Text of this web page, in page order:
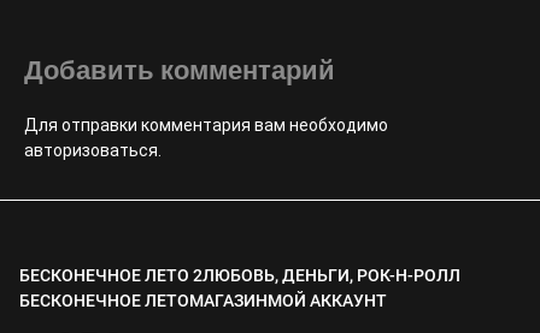
Добавить комментарий
Для отправки комментария вам необходимо
авторизоваться
БЕСКОНЕЧНОЕ ЛЕТО 2ЛЮБОВЬ, ДЕНЬГИ, РОК-Н-РОЛЛ
БЕСКОНЕЧНОЕ ЛЕТОМАГАЗИНМОЙ АККАУНТ